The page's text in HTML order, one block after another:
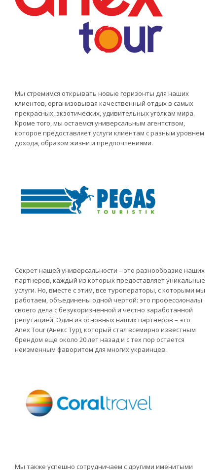
Мы стремимся открывать новые горизонты для наших
клиентов, организовывая качественный отдых в самых
прекрасных, экзотических, удивительных уголкам мира.
Кроме того, мы остаемся универсальным агентством,
которое предоставляет услуги клиентам с разным уровнем
дохода, образом жизни и предпочтениями.
Секрет нашей универсальности – это разнообразие наших
партнеров, каждый из которых предоставляет уникальные
услуги. Но, вместе с этим, все туроператоры, с которыми мы
работаем, объединены одной чертой: это профессионалы
своего дела с безукоризненной и честно заработанной
репутацией. Один из основных наших партнеров – это
Anex Tour (Анекс Тур), который стал всемирно известным
брендом еще около 20 лет назад и с тех пор остается
неизменным фаворитом для многих украинцев.
Мы также успешно сотрудничаем с другими именитыми